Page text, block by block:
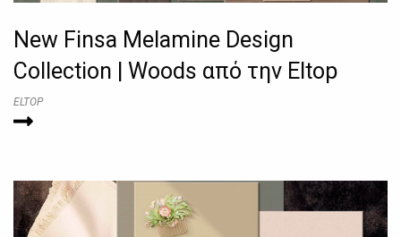
New Finsa Melamine Design
Collection | Woods από την Eltop
ELTOP